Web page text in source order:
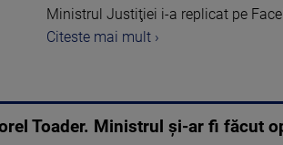
Ministrul Justiţiei i-a replicat pe
Citeste mai mult ›
Toader. Ministrul și-ar fi făcut